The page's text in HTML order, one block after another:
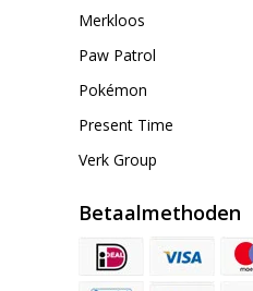
Merkloos
Paw Patrol
Pokémon
Present Time
Verk Group
Betaalmethoden